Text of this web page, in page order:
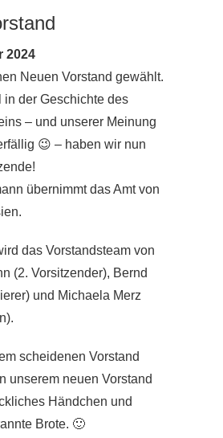
2024
Neuen Vorstand gewählt.
in der Geschichte des
– und unserer Meinung
😉 – haben wir nun
übernimmt das Amt von
das Vorstandsteam von
(2. Vorsitzender), Bernd
und Michaela Merz
scheidenen Vorstand
unserem neuen Vorstand
Händchen und
Brote. 🙂